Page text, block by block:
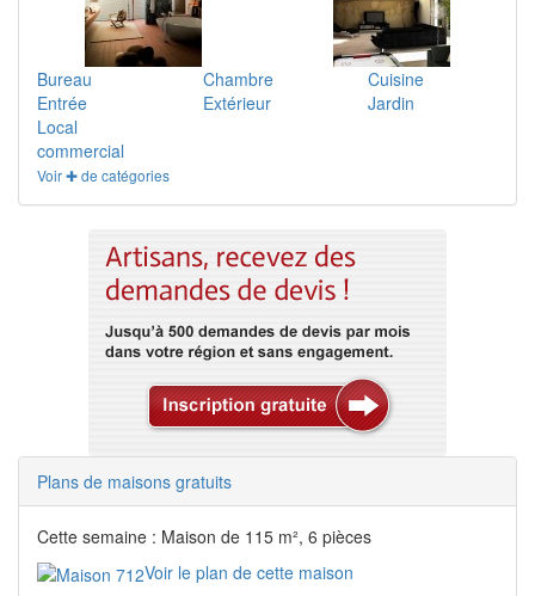
Bureau Chambre
Cuisine
Entrée
Extérieur
Jardin
Local
commercial
Voir ✚ de catégories
Plans de maisons gratuits
Cette semaine : Maison de 115 m², 6 pièces
Voir le plan de cette maison